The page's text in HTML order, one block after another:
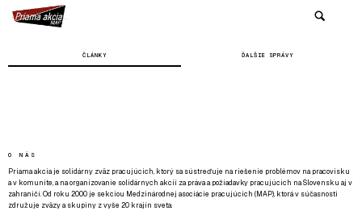
ČLÁNKY ĎALŠIE SPRÁVY
O NÁS
Priama akcia je solidárny zväz pracujúcich, ktorý sa sústreďuje na riešenie problémov na pracovisku
a v komunite, a na organizovanie solidárnych akcií za práva a požiadavky pracujúcich na Slovensku aj v
zahraničí. Od roku 2000 je sekciou Medzinárodnej asociácie pracujúcich (MAP), ktorá v súčasnosti
združuje zväzy a skupiny z vyše 20 krajín sveta.